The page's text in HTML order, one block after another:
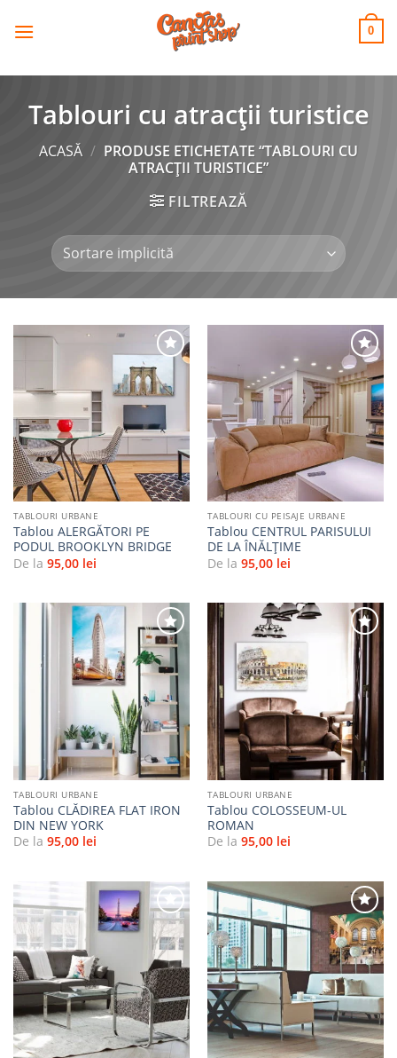
CANVAS
PRINT SHOP 0
Tablouri cu atracții turistice
ACASĂ / PRODUSE ETICHETATE “TABLOURI CU
ATRACȚII TURISTICE”
FILTREAZĂ
Adaugă
favorite
TABLOURI URBANE
Tablou ALERGĂTORI PE
PODUL BROOKLYN BRIDGE
De la 95,00 lei
Adaugă
favorite
TABLOURI CU PEISAJE URBANE
Tablou CENTRUL PARISULUI
DE LA ÎNĂLȚIME
De la 95,00 lei
Adaugă
favorite
TABLOURI URBANE
Tablou CLĂDIREA FLAT IRON
DIN NEW YORK
De la 95,00 lei
Adaugă
la
favorite
TABLOURI URBANE
Tablou COLOSSEUM-UL
ROMAN
De la 95,00 lei
Adaugă
la
favorite
Adaugă
la
favorite